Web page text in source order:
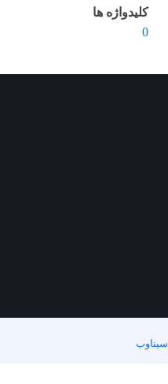
کلیدواژه ها
0
سیناوب